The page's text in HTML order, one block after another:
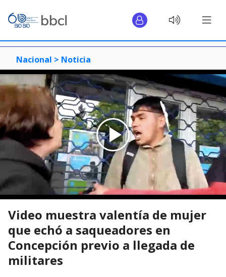
Nacional > Noticia
Video muestra valentía de mujer
que echó a saqueadores en
Concepción previo a llegada de
militares